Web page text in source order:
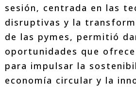
sesión, centrada en las
disruptivas y la
de las pymes, permitió
oportunidades que
para impulsar la
economía circular y la